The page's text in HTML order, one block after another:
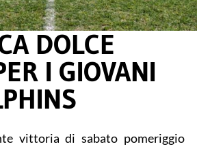
DOLCE
I GIOVANI
vittoria di sabato pomeriggio